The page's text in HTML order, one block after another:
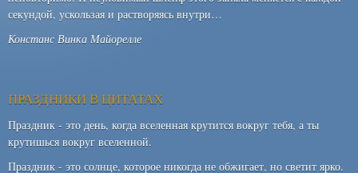
секундой, ускользая и растворяясь внутри…
Констанс Винка Майорелле
ПРАЗДНИКИ В ЦИТАТАХ
Праздник - это день, когда вселенная крутится вокруг тебя, а ты
крутишься вокруг вселенной.
Праздник - это солнце, которое никогда не обжигает, но светит ярко.